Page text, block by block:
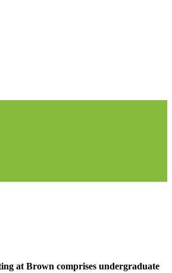
at Brown comprises undergraduate